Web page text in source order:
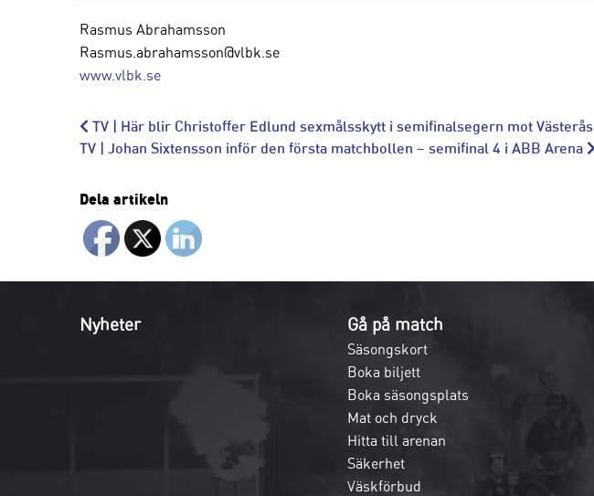
Rasmus Abrahamsson
Rasmus.abrahamsson@vlbk.se
www.vlbk.se
TV | Här blir Christoffer Edlund sexmålsskytt i semifinalsegern mot Västerås
TV | Johan Sixtensson inför den första matchbollen – semifinal 4 i ABB Arena
Dela artikeln
Nyheter Gå på match
Säsongskort
Boka biljett
Boka säsongsplats
Mat och dryck
Hitta till arenan
Säkerhet
Väskförbud